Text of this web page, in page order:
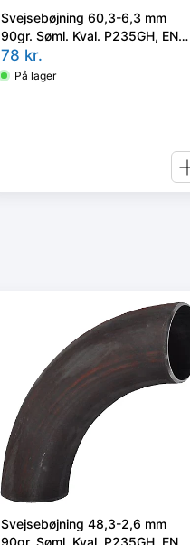
Svejsebøjning 60,3-6,3 mm
90gr. Søml. Kval. P235GH, EN
10253-2 type A, 3D Slyngrenset
78 kr.
På lager
Svejsebøjning 48,3-2,6 mm
90gr. Søml. Kval. P235GH, EN